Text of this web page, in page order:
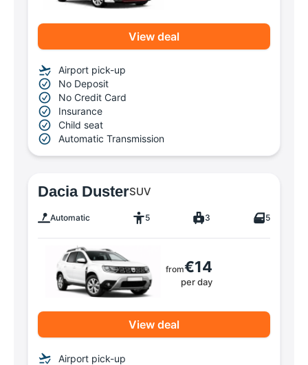
View deal
Airport pick-up
No Deposit
No Credit Card
Insurance
Child seat
Automatic Transmission
Dacia DusterSUV
Automatic 5 3 5
from€14
per day
View deal
Airport pick-up